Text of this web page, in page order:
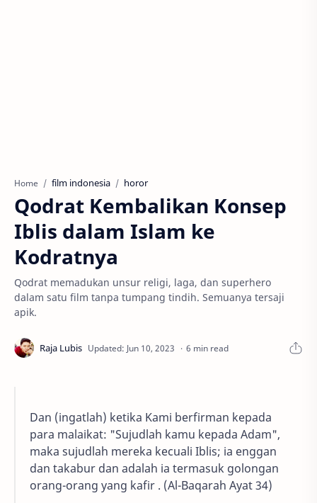
Home film indonesia horor
Qodrat Kembalikan Konsep
Iblis dalam Islam ke
Kodratnya
Qodrat memadukan unsur religi, laga, dan superhero
dalam satu film tanpa tumpang tindih. Semuanya tersaji
apik.
6 min read
Dan (ingatlah) ketika Kami berfirman kepada
para malaikat: "Sujudlah kamu kepada Adam",
maka sujudlah mereka kecuali Iblis; ia enggan
dan takabur dan adalah ia termasuk golongan
orang-orang yang kafir . (Al-Baqarah Ayat 34)